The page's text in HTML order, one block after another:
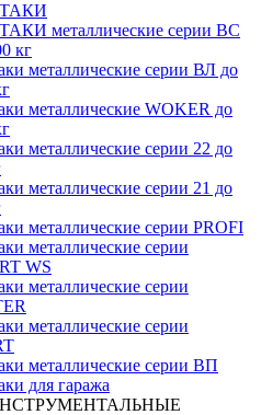
металлические серии ВС
кг
металлические серии ВЛ до
металлические WOKER до
металлические серии 22 до
металлические серии 21 до
металлические серии PROFI
металлические серии
WS
металлические серии
металлические серии
металлические серии ВП
для гаража